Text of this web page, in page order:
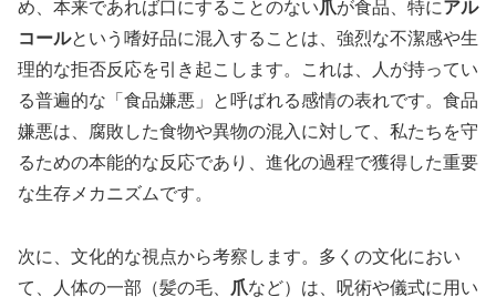
め、本来であれば口にすることのない爪が食品、特にアル
コールという嗜好品に混入することは、強烈な不潔感や生
理的な拒否反応を引き起こします。これは、人が持ってい
る普遍的な「食品嫌悪」と呼ばれる感情の表れです。食品
嫌悪は、腐敗した食物や異物の混入に対して、私たちを守
るための本能的な反応であり、進化の過程で獲得した重要
な生存メカニズムです。
次に、文化的な視点から考察します。多くの文化におい
て、人体の一部（髪の毛、
爪など）は、呪術や儀式に用い